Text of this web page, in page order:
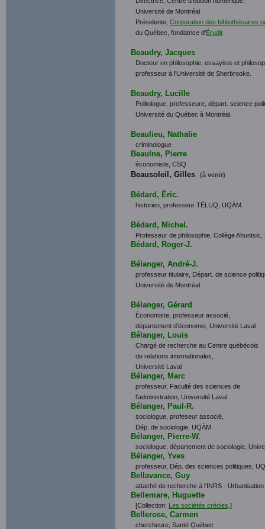
Université de Montréal
Présidente, Corporation des bibliothécaires
du Québec, fondatrice d'Érudit
Beaudry, Jacques
Docteur en philosophie, essayiste et
professeur à l'Université de Sherbrooke.
Beaudry, Lucille
Politologue, professeure, départ. science
Université du Québec à Montréal.
Beaulieu, Nathalie
criminologue
Beaulne, Pierre
économiste, CSQ
Beausoleil, Gilles (à venir)
Bédard, Éric.
historien, professeur TÉLUQ, UQÀM.
Bédard, Michel.
Professeur de philosophie, Collège Ahuntsic,
Bédard, Roger-J.
Bélanger, André-J.
professeur titulaire, Départ. de science
Université de Montréal
Bélanger, Gérard
Économiste, professeur associé,
département d'économie, Université Laval
Bélanger, Louis
Chargé de recherche au Centre québécois
de relations internationales,
Université Laval
Bélanger, Marc
professeur, Faculté des sciences de
l'administration, Université Laval
Bélanger, Paul-R.
sociologue, profeseur associé,
Dép. de sociologie, UQÀM
Bélanger, Pierre-W.
sociologue, département de sociologie,
Bélanger, Yves
professeur, Dép. des sciences politiques,
Bellavance, Guy
attaché de recherche à l'INRS - Urbanisation
Bellemare, Huguette
[Collection: Les sociétés créoles .]
Bellerose, Carmen
chercheure, Santé Québec